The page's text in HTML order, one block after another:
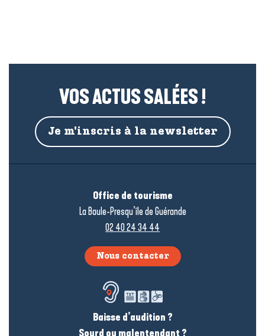
VOS ACTUS SALÉES !
Je m'inscris à la newsletter
Office de tourisme
La Baule-Presqu’île de Guérande
02 40 24 34 44
Nous contacter
Baisse d’audition ?
Sourd ou malentendant ?